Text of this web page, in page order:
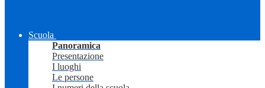
Scuola
Panoramica
Presentazione
I luoghi
Le persone